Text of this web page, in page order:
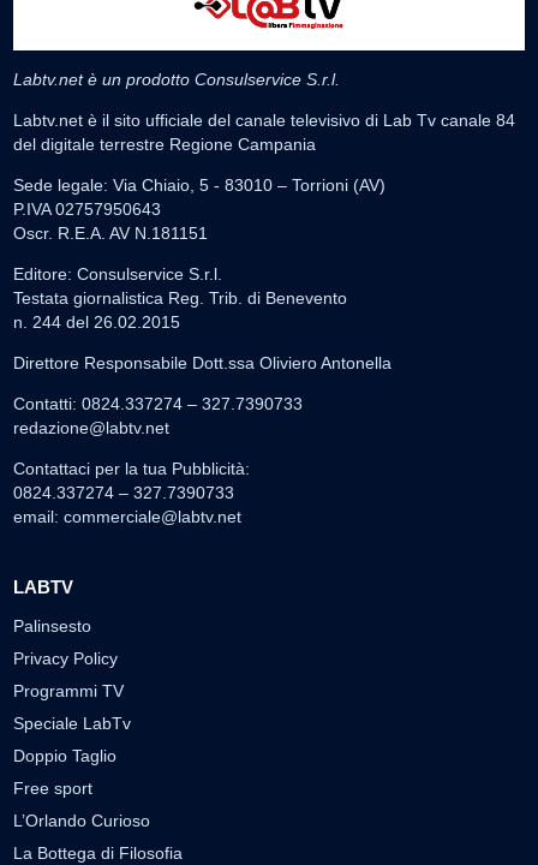
Labtv.net è un prodotto Consulservice S.r.l.
Labtv.net è il sito ufficiale del canale televisivo di Lab Tv canale 84
del digitale terrestre Regione Campania
Sede legale: Via Chiaio, 5 - 83010 – Torrioni (AV)
P.IVA 02757950643
Oscr. R.E.A. AV N.181151
Editore: Consulservice S.r.l.
Testata giornalistica Reg. Trib. di Benevento
n. 244 del 26.02.2015
Direttore Responsabile Dott.ssa Oliviero Antonella
Contatti: 0824.337274 – 327.7390733
redazione@labtv.net
Contattaci per la tua Pubblicità:
0824.337274 – 327.7390733
email: commerciale@labtv.net
LABTV
Palinsesto
Privacy Policy
Programmi TV
Speciale LabTv
Doppio Taglio
Free sport
L’Orlando Curioso
La Bottega di Filosofia